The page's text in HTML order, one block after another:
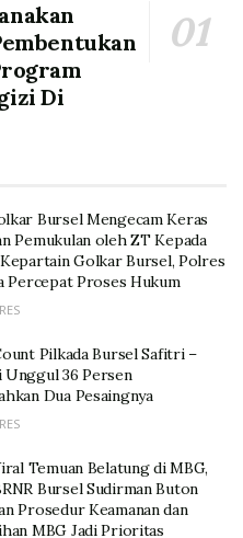
Di
Bursel Mengecam Keras
Pemukulan oleh ZT Kepada
Golkar Bursel, Polres
Percepat Proses Hukum
Pilkada Bursel Safitri –
36 Persen
Dua Pesaingnya
Temuan Belatung di MBG,
Bursel Sudirman Buton
Prosedur Keamanan dan
MBG Jadi Prioritas